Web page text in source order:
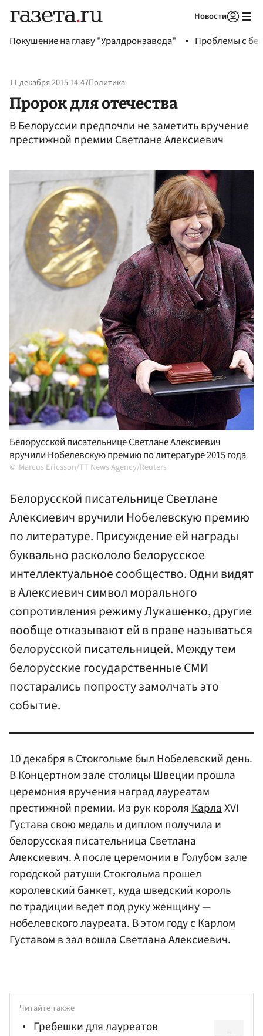
Новости
Покушение на главу "Уралдронзавода" Проблемы с
11 декабря 2015 14:47Политика
Пророк для отечества
В Белоруссии предпочли не заметить вручение
престижной премии Светлане Алексиевич
Белорусской писательнице Светлане Алексиевич
вручили Нобелевскую премию по литературе 2015 года
Marcus Ericsson/TT News Agency/Reuters
Белорусской писательнице Светлане
Алексиевич вручили Нобелевскую премию
по литературе. Присуждение ей награды
буквально раскололо белорусское
интеллектуальное сообщество. Одни видят
в Алексиевич символ морального
сопротивления режиму Лукашенко, другие
вообще отказывают ей в праве называться
белорусской писательницей. Между тем
белорусские государственные СМИ
постарались попросту замолчать это
событие.
10 декабря в Стокгольме был Нобелевский день.
В Концертном зале столицы Швеции прошла
церемония вручения наград лауреатам
престижной премии. Из рук короляКарлаXVI
Густава свою медаль и диплом получила и
белорусская писательница Светлана
Алексиевич. А после церемонии в Голубом зале
городской ратуши Стокгольма прошел
королевский банкет, куда шведский король
по традиции ведет под руку женщину —
нобелевского лауреата. В этом году с Карлом
Густавом в зал вошла Светлана Алексиевич.
Читайте также
Гребешки для лауреатов